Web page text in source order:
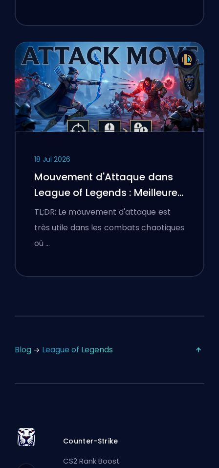
18 Jul 2026
Mouvement d'Attaque dans
League of Legends : Meilleures
Configurations
TL;DR: Le mouvement d'attaque est
très utile dans les combats chaotiques
où …
Blog League of Legends
Counter-Strike
CS2 Rank Boost